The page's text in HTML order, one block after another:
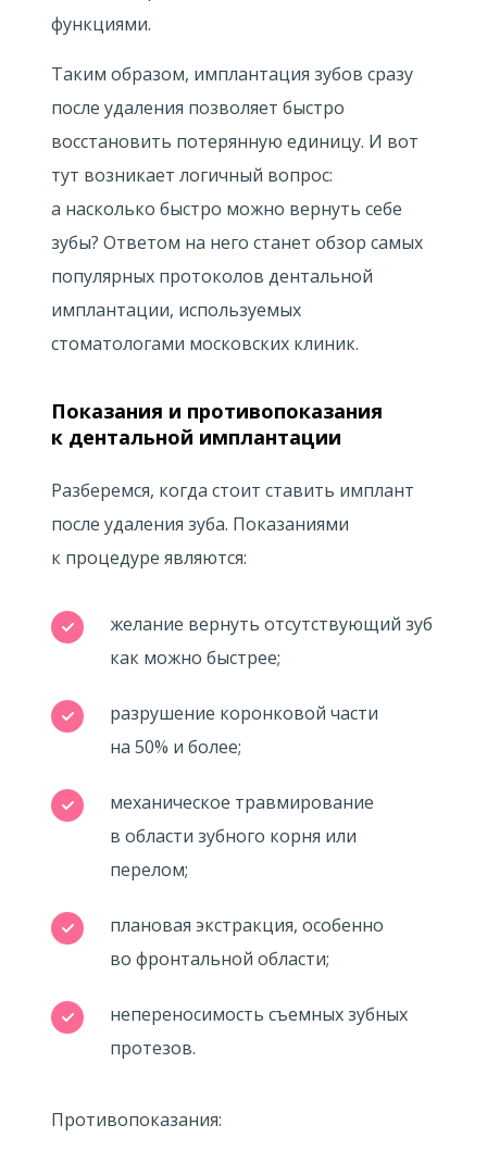
функциями.
Таким образом, имплантация зубов сразу
после удаления позволяет быстро
восстановить потерянную единицу. И вот
тут возникает логичный вопрос:
а насколько быстро можно вернуть себе
зубы? Ответом на него станет обзор самых
популярных протоколов дентальной
имплантации, используемых
стоматологами московских клиник.
Показания и противопоказания
к дентальной имплантации
Разберемся, когда стоит ставить имплант
после удаления зуба. Показаниями
к процедуре являются:
желание вернуть отсутствующий зуб
как можно быстрее;
разрушение коронковой части
на 50% и более;
механическое травмирование
в области зубного корня или
перелом;
плановая экстракция, особенно
во фронтальной области;
непереносимость съемных зубных
протезов.
Противопоказания: